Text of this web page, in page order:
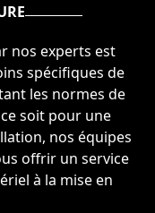
nos experts est
spécifiques de
les normes de
soit pour une
nos équipes
offrir un service
à la mise en